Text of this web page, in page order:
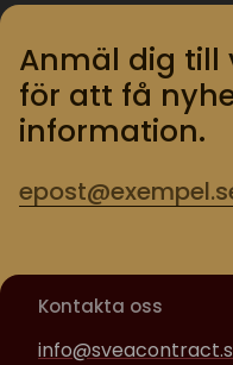
Anmäl dig till
för att få
information.
Kontakta oss